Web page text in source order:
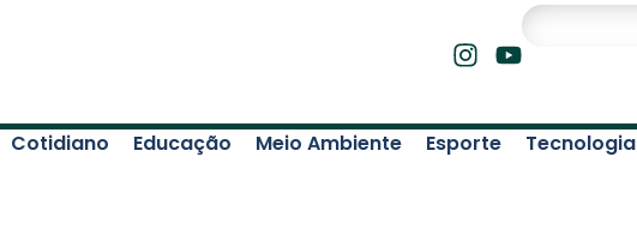
Cotidiano Educação Meio Ambiente Esporte Tecnologia